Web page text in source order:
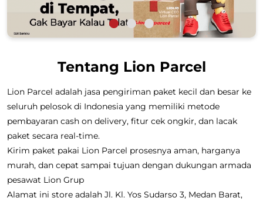
Tentang Lion Parcel
Lion Parcel adalah jasa pengiriman paket kecil dan besar ke
seluruh pelosok di Indonesia yang memiliki metode
pembayaran cash on delivery, fitur cek ongkir, dan lacak
paket secara real-time.
Kirim paket pakai Lion Parcel prosesnya aman, harganya
murah, dan cepat sampai tujuan dengan dukungan armada
pesawat Lion Grup
Alamat ini store adalah Jl. Kl. Yos Sudarso 3, Medan Barat,